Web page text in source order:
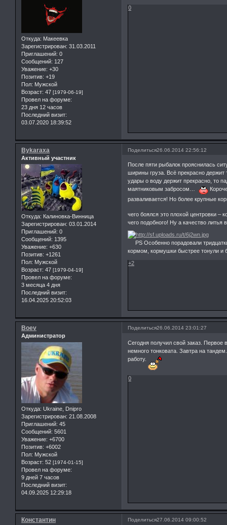
Откуда: Макеевка
Зарегистрирован: 31.03.2011
Приглашений: 0
Сообщений: 127
Уважение: +30
Позитив: +19
Пол: Мужской
Возраст: 47 [1979-06-19]
Провел на форуме:
23 дня 12 часов
Последний визит:
03.07.2020 18:39:52
0
Поделиться26.06.2014 22:56:12
Bykaraxa
Активный участник
Откуда: Калиновка-Винница
Зарегистрирован: 03.01.2014
Приглашений: 0
Сообщений: 1395
Уважение: +630
Позитив: +1261
Пол: Мужской
Возраст: 47 [1979-04-19]
Провел на форуме:
3 месяца 4 дня
Последний визит:
16.04.2025 20:52:03
После пяти рыбалок прояснилась
ширины груза. Всё прекрасно
удары о воду держит прекрасно, то
маятниковым забросом…
разваливается! Но более крупные
чего боялся это плохой центровки –
чего подобного! Ну а качество
PS Особенно порадовали
кормом, кормушки быстрее тонули и
+2
Поделиться26.06.2014 23:01:27
Boev
Администратор
Откуда: Ukraine, Dnipro
Зарегистрирован: 21.08.2008
Приглашений: 45
Сообщений: 5601
Уважение: +6700
Позитив: +6002
Пол: Мужской
Возраст: 52 [1974-01-15]
Провел на форуме:
9 дней 7 часов
Последний визит:
04.09.2025 12:29:18
Сегодня получил свой заказ. Первое
немного тонковата. Завтра на
работу.
0
Поделиться27.06.2014 09:00:52
Константин